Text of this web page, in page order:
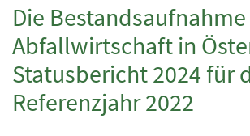
Die
Abfallwirtschaft in
Statusbericht 2024 für
Referenzjahr 2022